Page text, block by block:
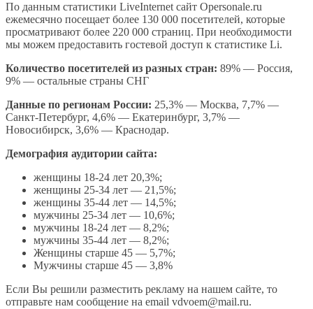
По данным статистики LiveInternet сайт Opersonale.ru
ежемесячно посещает более 130 000 посетителей, которые
просматривают более 220 000 страниц. При необходимости
мы можем предоставить гостевой доступ к статистике Li.
Количество посетителей из разных стран: 89% — Россия,
9% — остальные страны СНГ
Данные по регионам России: 25,3% — Москва, 7,7% —
Санкт-Петербург, 4,6% — Екатеринбург, 3,7% —
Новосибирск, 3,6% — Краснодар.
Демография аудитории сайта:
женщины 18-24 лет 20,3%;
женщины 25-34 лет — 21,5%;
женщины 35-44 лет — 14,5%;
мужчины 25-34 лет — 10,6%;
мужчины 18-24 лет — 8,2%;
мужчины 35-44 лет — 8,2%;
Женщины старше 45 — 5,7%;
Мужчины старше 45 — 3,8%
Если Вы решили разместить рекламу на нашем сайте, то
отправьте нам сообщение на email vdvoem@mail.ru.